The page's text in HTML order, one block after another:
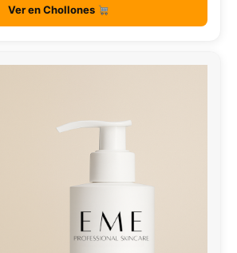
Ver en Chollones